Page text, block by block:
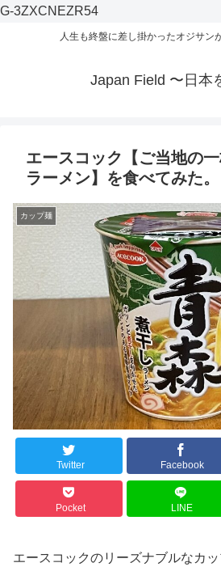
G-3ZXCNEZR54
人生も終盤に差し掛かったオジサン
Japan Field 〜日本
エースコック【ご当地の
ラーメン】を食べてみた。
カップ麺
Twitter Facebook
Pocket LINE
エースコックのリーズナブルなカ